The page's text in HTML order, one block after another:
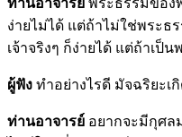
ง่ายไม่ได้ แต่ถ้าไม่ใช่พระ
เจ้าจริงๆ ก็ง่ายได้ แต่ถ้าเป็
ผู้ฟัง ทำอย่างไรดี มัจฉริยะเกิ
ท่านอาจารย์ อยากจะมีกุศล